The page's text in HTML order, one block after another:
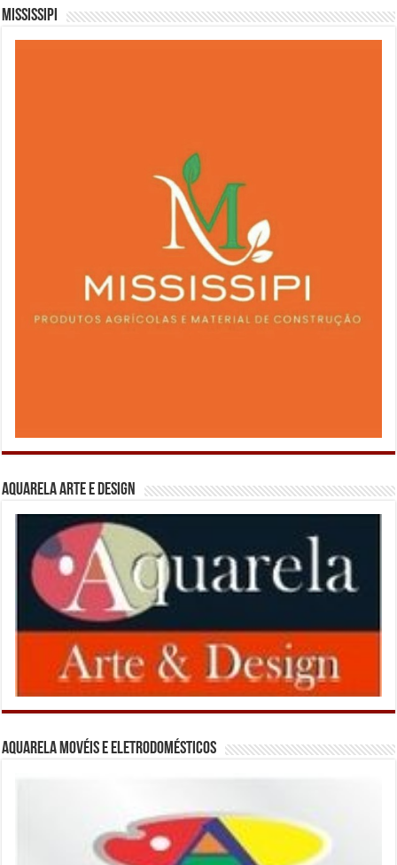
Mississipi
Aquarela Arte e Design
Aquarela Movéis e Eletrodomésticos